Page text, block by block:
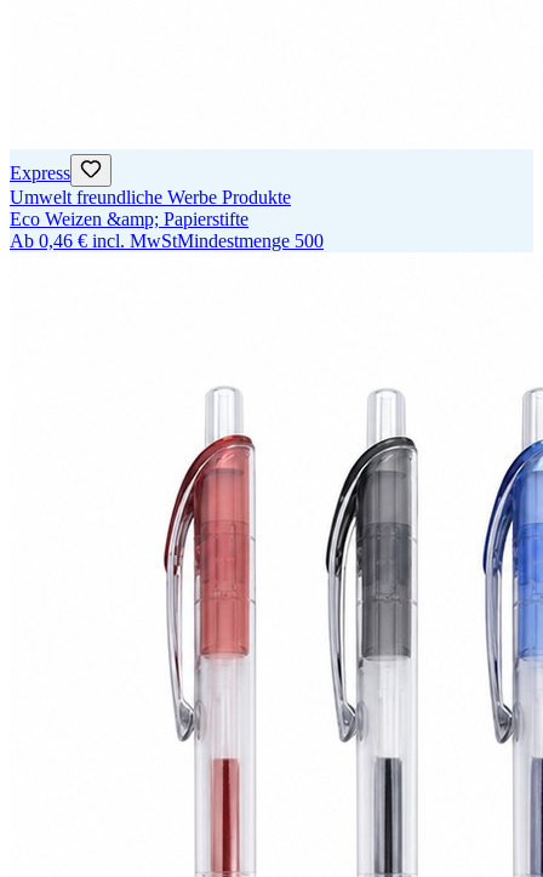
Express
Umwelt freundliche Werbe Produkte
Eco Weizen &amp; Papierstifte
Ab 0,46 € incl. MwStMindestmenge 500